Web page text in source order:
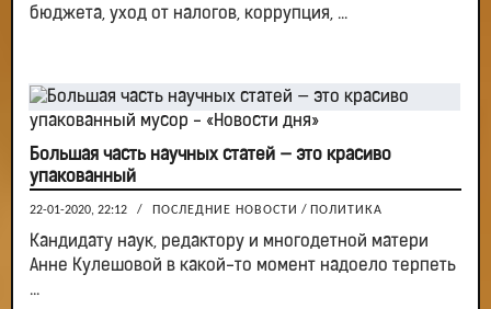
бюджета, уход от налогов, коррупция, ...
Большая часть научных статей — это красиво
упакованный
22-01-2020, 22:12 / ПОСЛЕДНИЕ НОВОСТИ / ПОЛИТИКА
Кандидату наук, редактору и многодетной матери
Анне Кулешовой в какой-то момент надоело терпеть
...